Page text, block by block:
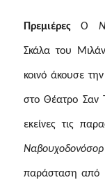
ΠρεμιέρεςΟ
Σκάλα του
κοινό άκουσε
στο Θέατρο Σαν
εκείνες τις
παράσταση από